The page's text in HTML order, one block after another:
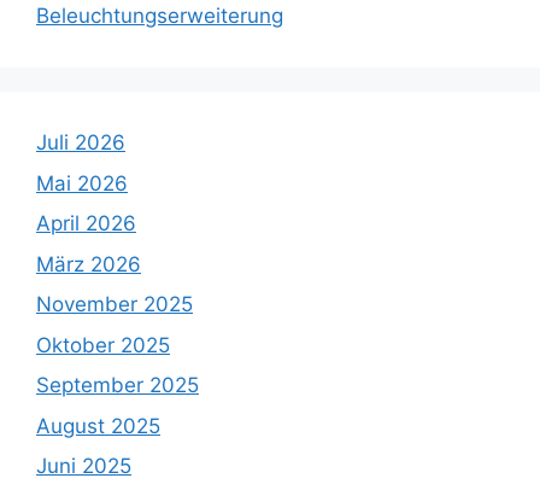
Beleuchtungserweiterung
Juli 2026
Mai 2026
April 2026
März 2026
November 2025
Oktober 2025
September 2025
August 2025
Juni 2025